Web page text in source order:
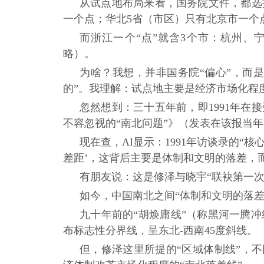
从试点地布局来看，国务院文件，都
一个点；华北5省（市区）只有北京市一个
而浙江一个“点”就含3个市：杭州、
略）。
为啥？我想，并非国务院“偏心” ，而
的”。我理解：试点地主要是经济市场化程
忽然想到：三十五年前，即1991年在
不容忽视的“南北问题”》（发表在该报当年
现在查，AI显示： 1991年访谈录的“核
差距’ ，这背后主要是体制和文明的落差，
有朋友说：这是修泽与晓宇“联袂第一
如今，中国南北之间 “体制和文明的落
九十年前的“胡焕庸线” （称黑河一腾
布标志性分界线，呈东北-西南45度斜线。
但，修泽这里所提的“区域体制线” ，